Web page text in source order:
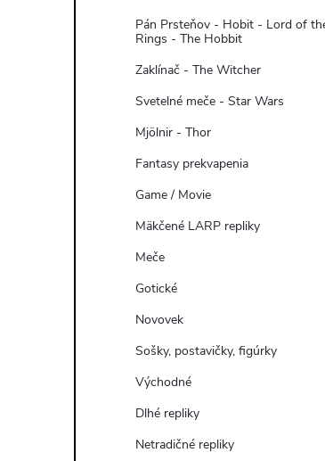
Pán Prsteňov - Hobit - Lord of
Rings - The Hobbit
Zaklínač - The Witcher
Svetelné meče - Star Wars
Mjölnir - Thor
Fantasy prekvapenia
Game / Movie
Mäkčené LARP repliky
Meče
Gotické
Novovek
Sošky, postavičky, figúrky
Východné
Dlhé repliky
Netradičné repliky